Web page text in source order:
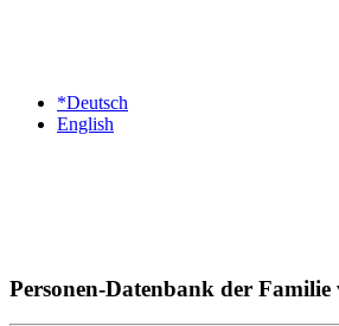
*Deutsch
English
Personen-Datenbank der Familie